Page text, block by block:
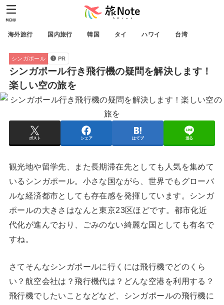
海外旅行 国内旅行 韓国 タイ ハワイ 台湾
MENU
シンガポール PR
シンガポール行き飛行機の疑問を解決します！
楽しい空の旅を
ポスト シェア はてブ 送る
観光地や留学先、また長期滞在先としても人気を集めて
いるシンガポール。小さな国ながら、世界でも グローバ
ルな経済都市としても存在感を発揮しています。シンガ
ポールの大きさはなんと東京23区ほどです。都市化近
代化が進んでおり、
ごみのない綺麗な国としても有名で
すね。
さてそんなシンガポールに行くには飛行機でどのくら
い？航空会社は？飛行機代は？どんな空港を利用する？
飛行機でしたいことなどなど、シンガポールの飛行機に